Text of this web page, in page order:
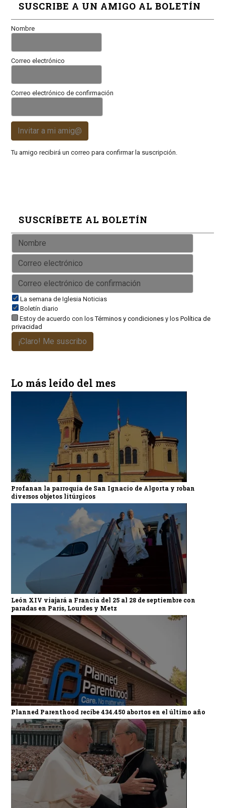
SUSCRIBE A UN AMIGO AL BOLETÍN
Nombre
Correo electrónico
Correo electrónico de confirmación
Invitar a mi amig@
Tu amigo recibirá un correo para confirmar la suscripción.
SUSCRÍBETE AL BOLETÍN
La semana de Iglesia Noticias
Boletín diario
Estoy de acuerdo con losTérminos y condicionesy los Política de
privacidad
¡Claro! Me suscribo
Lo más leído del mes
Profanan la parroquia de San Ignacio de Algorta y roban
diversos objetos litúrgicos
León XIV viajará a Francia del 25 al 28 de septiembre con
paradas en París, Lourdes y Metz
Planned Parenthood recibe 434.450 abortos en el último año